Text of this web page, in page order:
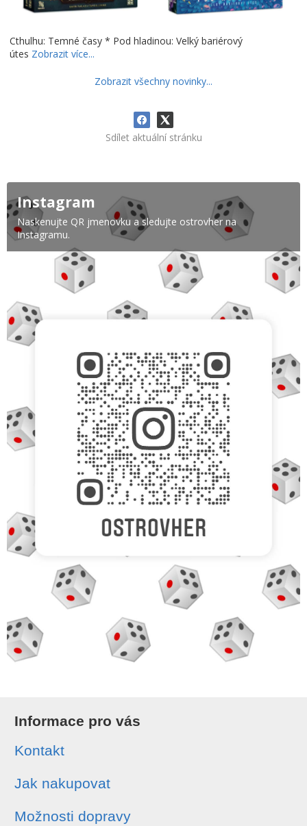
Cthulhu: Temné časy * Pod hladinou: Velký bariérový
útes Zobrazit více...
Zobrazit všechny novinky...
Sdílet aktuální stránku
Instagram
Naskenujte QR jmenovku a sledujte ostrovher na
Instagramu.
Informace pro vás
Kontakt
Jak nakupovat
Možnosti dopravy